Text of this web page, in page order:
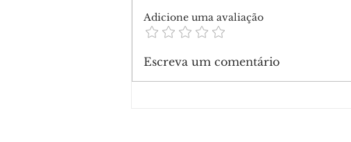
Últimos dias para se inscrever em
Adicione uma avaliação
Escreva um comentário